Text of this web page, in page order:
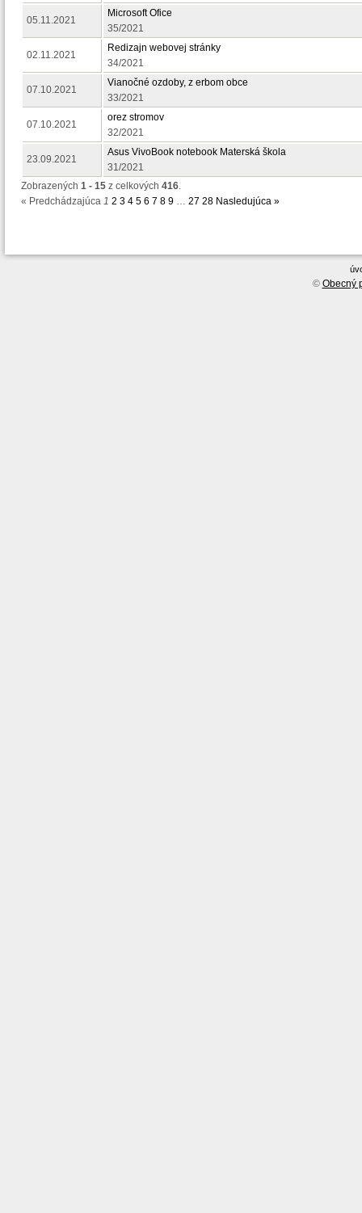
05.11.2021
Microsoft Ofice
35/2021
02.11.2021
Redizajn webovej stránky
34/2021
07.10.2021
Vianočné ozdoby, z erbom obce
33/2021
07.10.2021
orez stromov
32/2021
23.09.2021
Asus VivoBook notebook Materská škola
31/2021
Zobrazených 1 - 15 z celkových 416.
« Predchádzajúca 1 2 3 4 5 6 7 8 9 … 27 28 Nasledujúca »
© Obecný